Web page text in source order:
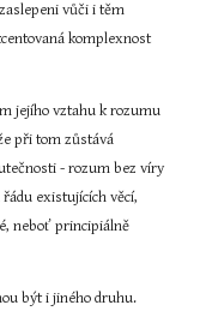
vůči i těm
komplexnost
jejího vztahu k rozumu
při tom zůstává
- rozum bez víry
existujících věcí,
neboť principiálně
být i jiného druhu.